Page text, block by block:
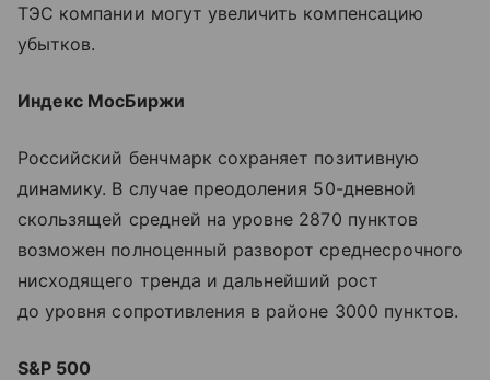
ТЭС компании могут увеличить компенсацию
убытков.
Индекс МосБиржи
Российский бенчмарк сохраняет позитивную
динамику. В случае преодоления 50-дневной
скользящей средней на уровне 2870 пунктов
возможен полноценный разворот среднесрочного
нисходящего тренда и дальнейший рост
до уровня сопротивления в районе 3000 пунктов.
S&P 500